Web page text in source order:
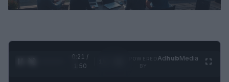
0:22 /
1:50
AdhubMedia